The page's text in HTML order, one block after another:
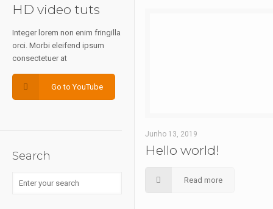
Junho 13, 2019
Hello world!
Read more
HD video tuts
Integer lorem non enim fringilla
orci. Morbi eleifend ipsum
consectetuer at
Go to YouTube
Search